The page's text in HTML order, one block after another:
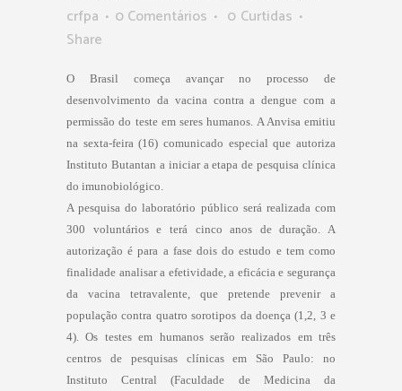
crfpa
0 Comentários 0 Curtidas
Share
O Brasil começa avançar no processo de
desenvolvimento da vacina contra a dengue com a
permissão do teste em seres humanos. A Anvisa emitiu
na sexta-feira (16) comunicado especial que autoriza
Instituto Butantan a iniciar a etapa de pesquisa clínica
do imunobiológico.
A pesquisa do laboratório público será realizada com
300 voluntários e terá cinco anos de duração. A
autorização é para a fase dois do estudo e tem como
finalidade analisar a efetividade, a eficácia e segurança
da vacina tetravalente, que pretende prevenir a
população contra quatro sorotipos da doença (1,2, 3 e
4). Os testes em humanos serão realizados em três
centros de pesquisas clínicas em São Paulo: no
Instituto Central (Faculdade de Medicina da